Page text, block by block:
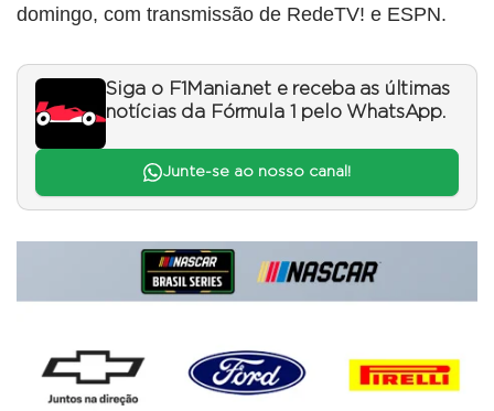
domingo, com transmissão de RedeTV! e ESPN.
Siga o F1Mania.net e receba as últimas
notícias da Fórmula 1 pelo WhatsApp.
Junte-se ao nosso canal!